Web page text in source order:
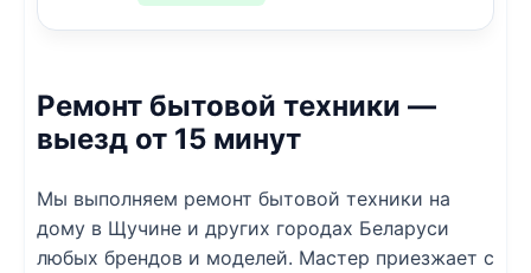
Ремонт бытовой техники —
выезд от 15 минут
Мы выполняем ремонт бытовой техники на
дому в Щучине и других городах Беларуси
любых брендов и моделей. Мастер приезжает с